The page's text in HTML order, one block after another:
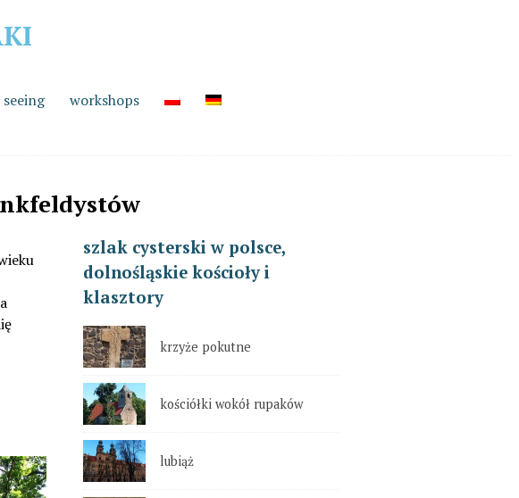
workshops
szlak cysterski w polsce,
dolnośląskie kościoły i
klasztory
krzyże pokutne
kościółki wokół rupaków
lubiąż